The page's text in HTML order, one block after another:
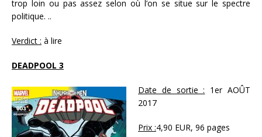
trop loin ou pas assez selon où l’on se situe sur le spectre
politique. ..
Verdict : à lire
DEADPOOL 3
Date de sortie : 1er AOÛT
2017
Prix :4,90 EUR, 96 pages